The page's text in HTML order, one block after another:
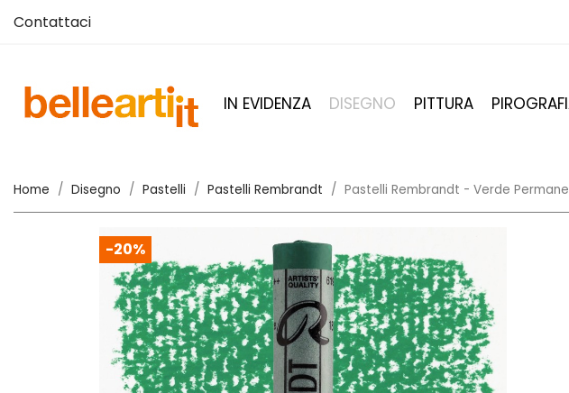
Contattaci
IN EVIDENZA DISEGNO PITTURA
Home Disegno Pastelli Pastelli Rembrandt Pastelli Rembrandt - Verde
-20%